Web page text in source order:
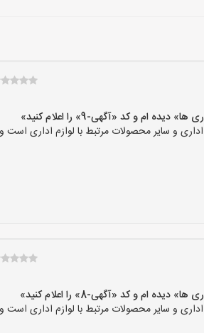
و کد «آگهی-9» را اعلام کنید»
و سایر محصولات مرتبط با لوازم اداری
و کد «آگهی-8» را اعلام کنید»
و سایر محصولات مرتبط با لوازم اداری